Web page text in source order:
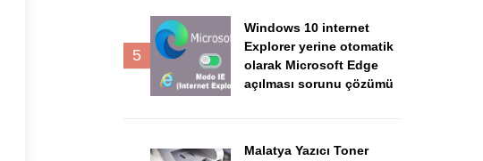
5
Windows 10 internet
Explorer yerine otomatik
olarak Microsoft Edge
açılması sorunu çözümü
Malatya Yazıcı Toner